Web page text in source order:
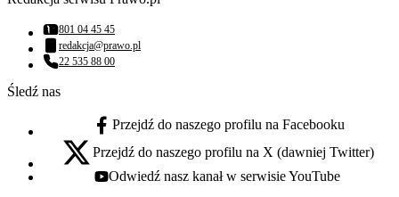
Numer telefonu:
801 04 45 45
Adres email:
redakcja@prawo.pl
Numer telefonu:
22 535 88 00
Śledź nas
facebook - otwiera się w nowej karcie
Przejdź do naszego profilu na Facebooku
x - otwiera się w nowej karcie
Przejdź do naszego profilu na X (dawniej Twitter)
youtube - otwiera się w nowej karcie
Odwiedź nasz kanał w serwisie YouTube